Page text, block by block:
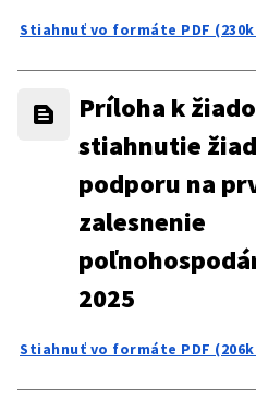
Stiahnuť vo formáte PDF
Príloha k
stiahnutie
podporu na
zalesnenie
2025
Stiahnuť vo formáte PDF